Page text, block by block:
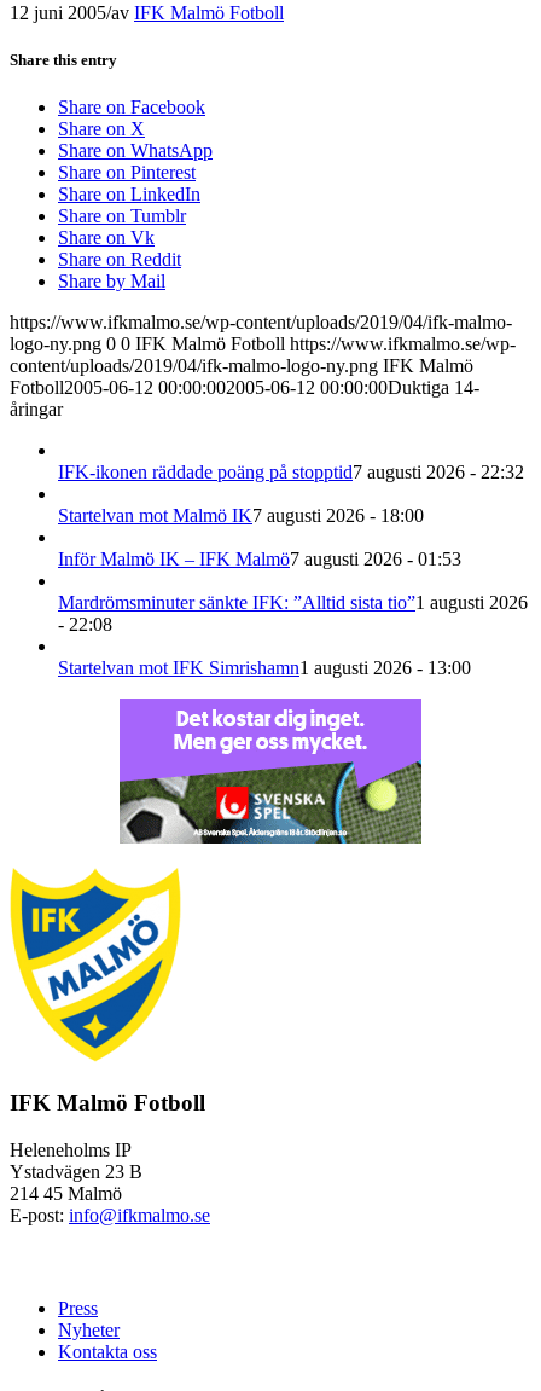
12 juni 2005/av IFK Malmö Fotboll
Share this entry
Share on Facebook
Share on X
Share on WhatsApp
Share on Pinterest
Share on LinkedIn
Share on Tumblr
Share on Vk
Share on Reddit
Share by Mail
https://www.ifkmalmo.se/wp-content/uploads/2019/04/ifk-malmo-
logo-ny.png 0 0 IFK Malmö Fotboll https://www.ifkmalmo.se/wp-
content/uploads/2019/04/ifk-malmo-logo-ny.png IFK Malmö
Fotboll2005-06-12 00:00:002005-06-12 00:00:00Duktiga 14-
åringar
IFK-ikonen räddade poäng på stopptid7 augusti 2026 - 22:32
Startelvan mot Malmö IK7 augusti 2026 - 18:00
Inför Malmö IK – IFK Malmö7 augusti 2026 - 01:53
Mardrömsminuter sänkte IFK: ”Alltid sista tio”1 augusti 2026
- 22:08
Startelvan mot IFK Simrishamn1 augusti 2026 - 13:00
IFK Malmö Fotboll
Heleneholms IP
Ystadvägen 23 B
214 45 Malmö
E-post: info@ifkmalmo.se
Press
Nyheter
Kontakta oss